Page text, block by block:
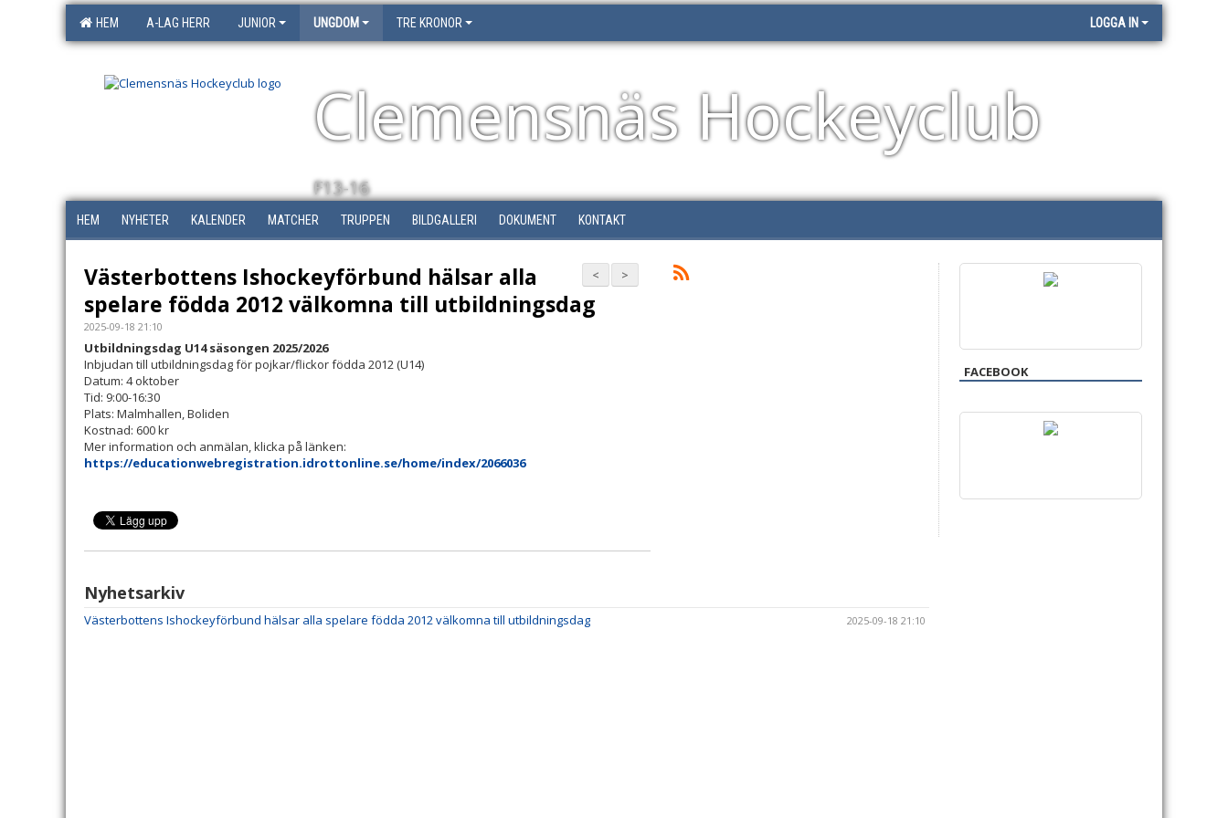
HEM A-LAG HERR JUNIOR UNGDOM TRE KRONOR LOGGA IN
Clemensnäs Hockeyclub
F13-16
HEM NYHETER KALENDER MATCHER TRUPPEN BILDGALLERI DOKUMENT KONTAKT
>
<
Västerbottens Ishockeyförbund hälsar alla
spelare födda 2012 välkomna till utbildningsdag
2025-09-18 21:10
Utbildningsdag U14 säsongen 2025/2026
Inbjudan till utbildningsdag för pojkar/flickor födda 2012 (U14)
Datum: 4 oktober
Tid: 9:00-16:30
Plats: Malmhallen, Boliden
Kostnad: 600 kr
Mer information och anmälan, klicka på länken:
https://educationwebregistration.idrottonline.se/home/index/2066036
Nyhetsarkiv
Västerbottens Ishockeyförbund hälsar alla spelare födda 2012 välkomna till utbildningsdag 2025-09-18 21:10
FACEBOOK